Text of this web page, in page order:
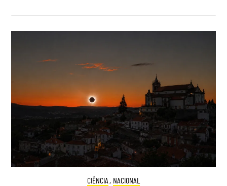
CIÊNCIA , NACIONAL